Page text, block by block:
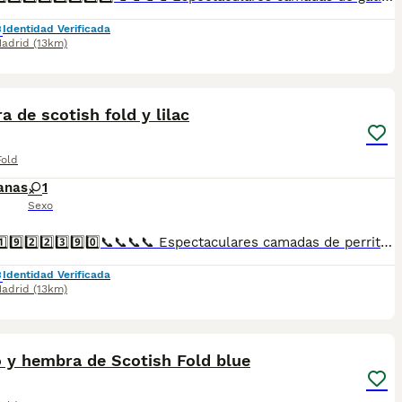
Identidad Verificada
(13km)
de scotish fold y lilac
1
Sexo
📞6️⃣4️⃣1️⃣9️⃣2️⃣2️⃣3️⃣9️⃣0️⃣📞📞📞📞 Espectaculares camadas de perritos de machos y hembras de scotish fold y lilac nacionales descendientes de las mejores líneas de sangre. Disponibles tanto hembras como machos. Las camadas están bajo supervisión veterinaria desde su nacimiento hasta que son entregadas a su nueva familia. Criados por un equipo de profesionales y mejores personas que, con más de 20 años de experiencia , cuidan a los animales por vocación, aplicando una cría ética y responsable para que cada cachorro se desarrolle con la mejor salud y con un buen temperamento. Todos los cachorritos se entregan con unos dos meses y medio de edad y sus vacunas correspondientes, desparasitados interna y externamente, con certificado de salud, y garantía tanto por enfermedad vírica como congénito genética. Posibilidad de entregar en toda España mediante transporte propio preparado para animales y con chofer privado. Los precios pueden variar según las características y morfología de cada cachorro. Añádenos al whats app o llámanos, y encantados atenderemos todas tus dudas y consultas. Teléfono / Whats app: 641 92 23 90
Identidad Verificada
(13km)
y hembra de Scotish Fold blue